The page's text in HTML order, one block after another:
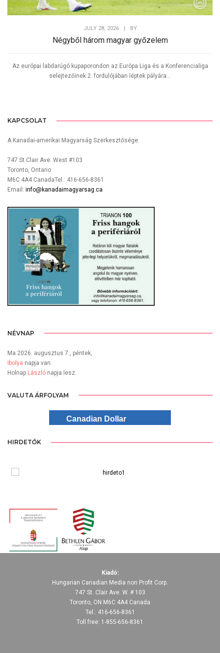
JULY 28, 2026 BY
Négyből három magyar győzelem
Az európai labdarúgó kupaporondon az Európa Liga és a Konferencialiga
selejtezőinek 2. fordulójában léptek pályára...
KAPCSOLAT
A Kanadai-amerikai Magyarság Szerkesztősége
747 St.Clair Ave. West #103
Toronto, Ontario
M6C 4A4 CanadaTel.: 416-656-8361
Email: info@kanadaimagyarsag.ca
NÉVNAP
Ma 2026. augusztus 7., péntek,
Ibolya napja van.
Holnap László napja lesz.
VALUTA ÁRFOLYAM
Canadian Dollar
HIRDETŐK
Kiadó:
Hungarian Canadian Media non Profit Corp.
747 St. Clair Ave. W. # 103
Toronto, ON M6C 4A4 Canada
Tel.: 416-656-8361
Toll free: 1-855-656-8361